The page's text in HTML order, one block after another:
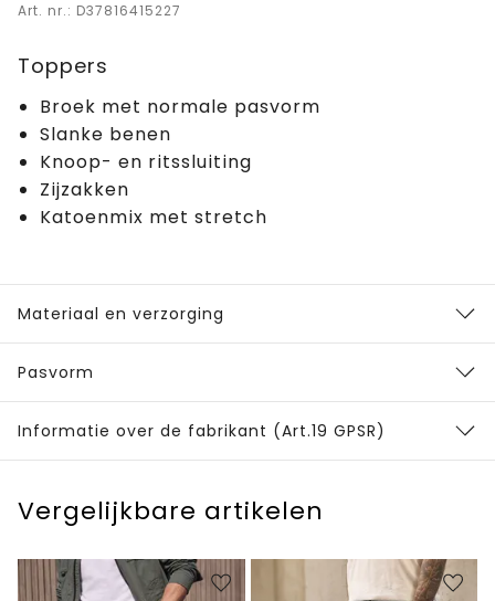
Art. nr.: D37816415227
Toppers
Broek met normale pasvorm
Slanke benen
Knoop- en ritssluiting
Zijzakken
Katoenmix met stretch
Materiaal en verzorging
Pasvorm
Informatie over de fabrikant (Art.19 GPSR)
Vergelijkbare artikelen